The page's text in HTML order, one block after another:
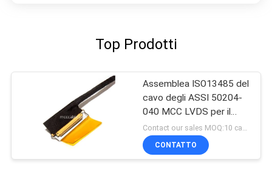
Top Prodotti
Assemblea ISO13485 del
cavo degli ASSI 50204-
040 MCC LVDS per il
monitor medico
dell'affissione a cristalli
liquidi
Contact our sales MOQ:10 campioni
CONTATTO